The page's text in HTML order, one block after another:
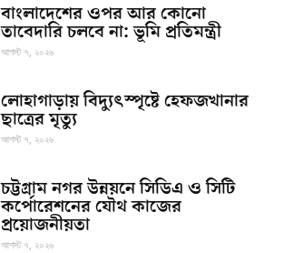
বাংলাদেশের ওপর আর কোনো
তাবেদারি চলবে না: ভূমি প্রতিমন্ত্রী
আগস্ট ৭, ২০২৬
লোহাগাড়ায় বিদ্যুৎস্পৃষ্টে হেফজখানার
ছাত্রের মৃত্যু
আগস্ট ৭, ২০২৬
চট্টগ্রাম নগর উন্নয়নে সিডিএ ও সিটি
কর্পোরেশনের যৌথ কাজের
প্রয়োজনীয়তা
আগস্ট ৭, ২০২৬